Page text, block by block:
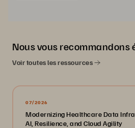
Nous vous recommandons
Voir toutes les ressources
07/2026
Modernizing Healthcare Data
AI, Resilience, and Cloud Agility